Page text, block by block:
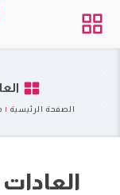
الصفحة الرئيسية |
العادات